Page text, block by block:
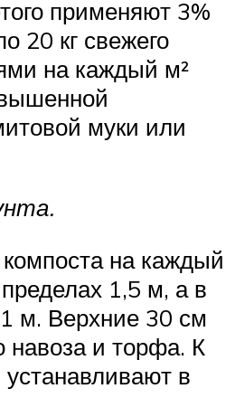
применяют 3%
20 кг свежего
на каждый м²
муки или
на каждый
1,5 м, а в
м. Верхние 30 см
навоза и торфа. К
в